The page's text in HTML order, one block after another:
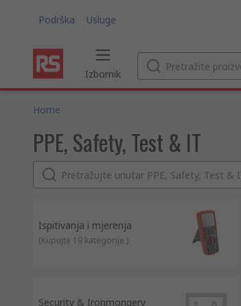
Podrška Usluge
Izbornik
Home
PPE, Safety, Test & IT
Ispitivanja i mjerenja
(Kupujte 19 kategorije.)
Security & Ironmongery